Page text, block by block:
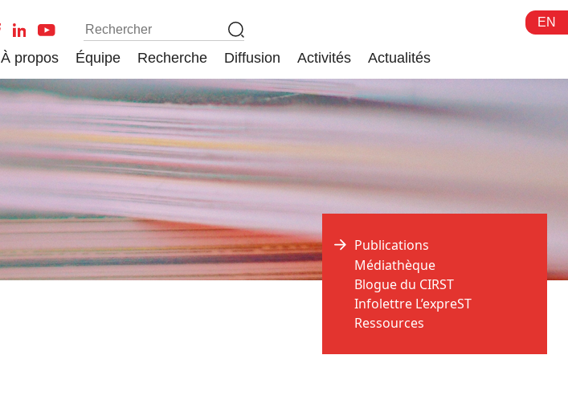
EN
À propos Équipe Recherche Diffusion Activités Actualités
Publications
Médiathèque
Blogue du CIRST
Infolettre L’expreST
Ressources